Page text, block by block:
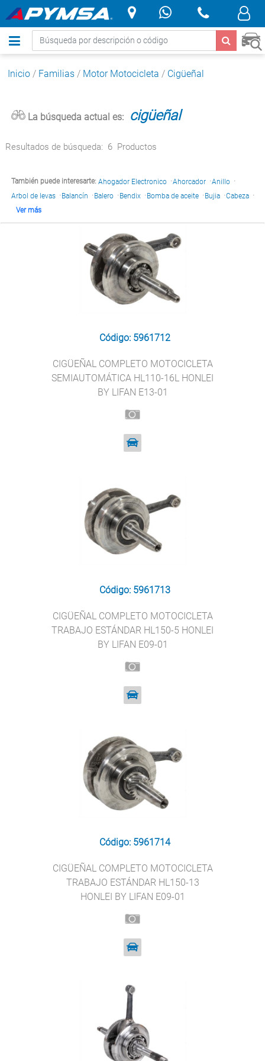
.
Inicio / Familias / Motor Motocicleta / Cigüeñal
La búsqueda actual es: cigüeñal
Resultados de búsqueda: 6 Productos
También puede interesarte: Ahogador Electronico ·Ahorcador ·Anillo ·
Arbol de levas ·Balancín ·Balero ·Bendix ·Bomba de aceite ·Bujia ·Cabeza ·
Ver más
Código: 5961712
CIGÜEÑAL COMPLETO MOTOCICLETA
SEMIAUTOMÁTICA HL110-16L HONLEI
BY LIFAN E13-01
Código: 5961713
CIGÜEÑAL COMPLETO MOTOCICLETA
TRABAJO ESTÁNDAR HL150-5 HONLEI
BY LIFAN E09-01
Código: 5961714
CIGÜEÑAL COMPLETO MOTOCICLETA
TRABAJO ESTÁNDAR HL150-13
HONLEI BY LIFAN E09-01